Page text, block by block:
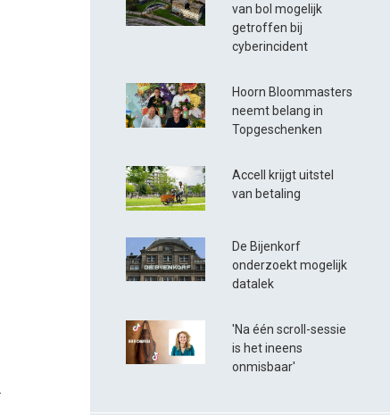
van bol mogelijk
getroffen bij
cyberincident
Hoorn Bloommasters
neemt belang in
Topgeschenken
Accell krijgt uitstel
van betaling
De Bijenkorf
onderzoekt mogelijk
datalek
'Na één scroll-sessie
is het ineens
onmisbaar'